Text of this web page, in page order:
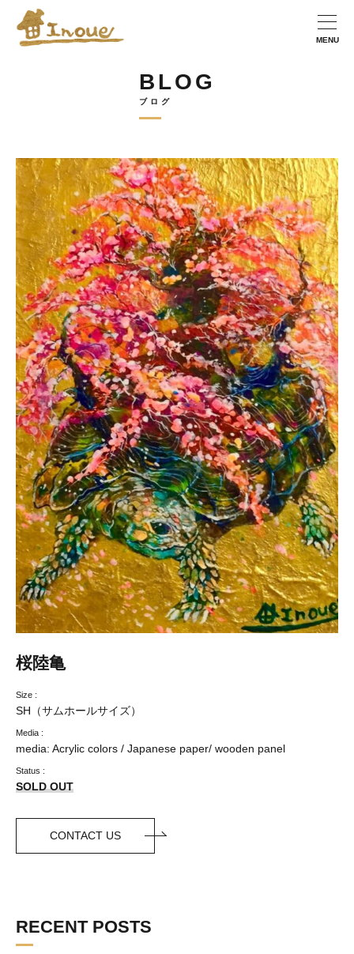
BLOG
ブログ
桜陸亀
Size :
SH（サムホールサイズ）
Media :
media: Acrylic colors / Japanese paper/ wooden panel
Status :
SOLD OUT
CONTACT US
RECENT POSTS